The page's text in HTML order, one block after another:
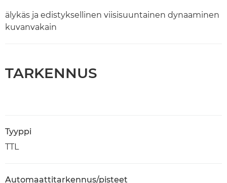
älykäs ja edistyksellinen viisisuuntainen dynaaminen
kuvanvakain
TARKENNUS
Tyyppi
TTL
Automaattitarkennus/pisteet